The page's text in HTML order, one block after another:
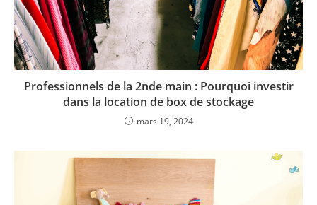
Professionnels de la 2nde main : Pourquoi investir
dans la location de box de stockage
mars 19, 2024